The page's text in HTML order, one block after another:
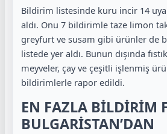
Bildirim listesinde kuru incir 14
aldı. Onu 7 bildirimle taze limon
greyfurt ve susam gibi ürünler de
listede yer aldı. Bunun dışında
meyveler, çay ve çeşitli işlenmiş
bildirimlerle rapor edildi.
EN FAZLA BİLDİRİM
BULGARİSTAN’DAN